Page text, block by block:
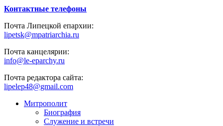
Контактные телефоны
Почта Липецкой епархии:
lipetsk@mpatriarchia.ru
Почта канцелярии:
info@le-eparchy.ru
Почта редактора сайта:
lipelep48@gmail.com
Митрополит
Биография
Служение и встречи